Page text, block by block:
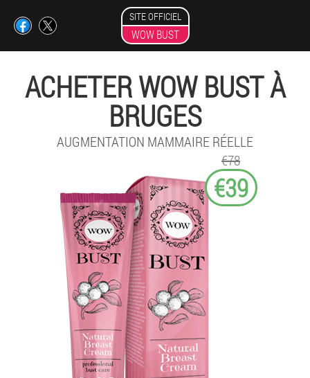
SITE OFFICIEL
WOW BUST
ACHETER WOW BUST À
BRUGES
AUGMENTATION MAMMAIRE RÉELLE
€78
€39